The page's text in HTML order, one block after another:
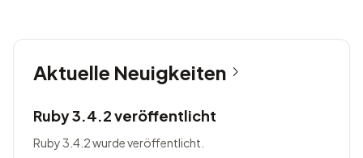
Aktuelle Neuigkeiten
Ruby 3.4.2 veröffentlicht
Ruby 3.4.2 wurde veröffentlicht.